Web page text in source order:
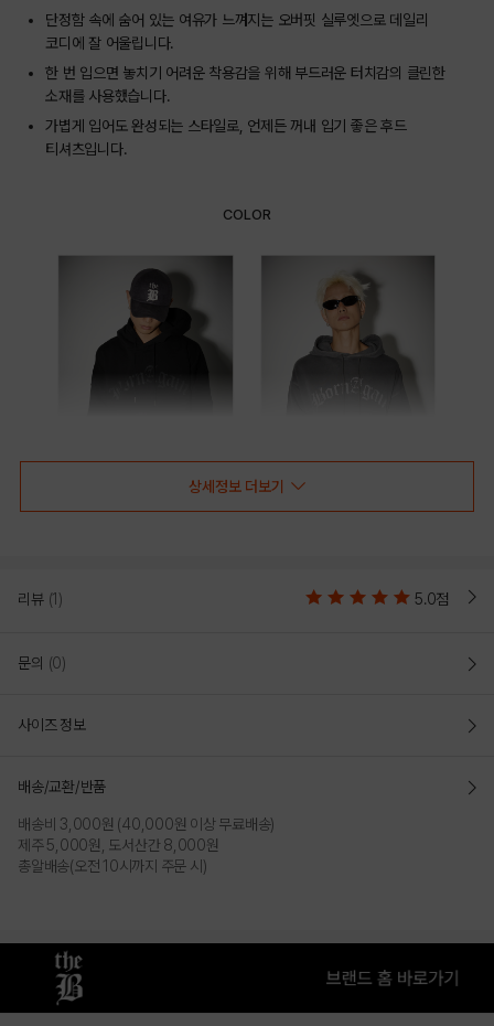
단정함 속에 숨어 있는 여유가 느껴지는 오버핏 실루엣으로 데일리
코디에 잘 어울립니다.
한 번 입으면 놓치기 어려운 착용감을 위해 부드러운 터치감의 클린한
소재를 사용했습니다.
가볍게 입어도 완성되는 스타일로, 언제든 꺼내 입기 좋은 후드
티셔츠입니다.
COLOR
WHITE
상세정보 더보기
리뷰 (1) 5.0점
문의 (0)
사이즈 정보
배송/교환/반품
배송비 3,000원 (40,000원 이상 무료배송)
제주 5,000원, 도서산간 8,000원
총알배송(오전 10시까지 주문 시)